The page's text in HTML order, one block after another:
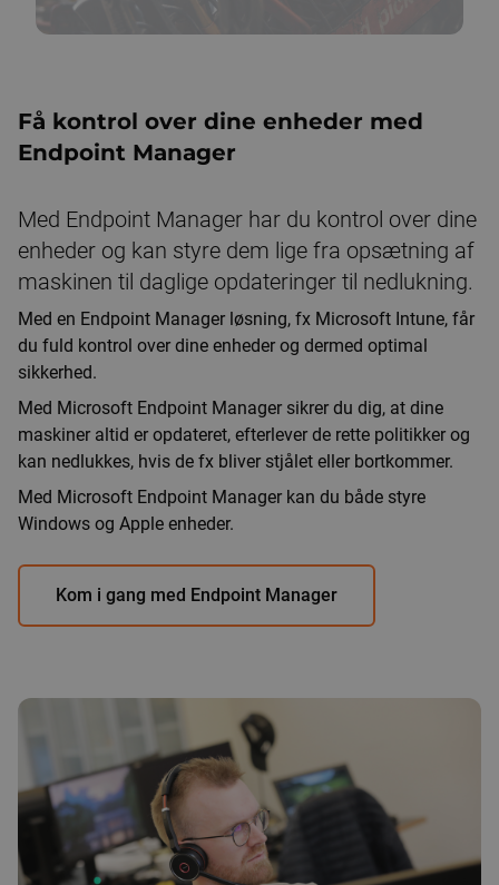
Få kontrol over dine enheder med
Endpoint Manager
Med Endpoint Manager har du kontrol over dine
enheder og kan styre dem lige fra opsætning af
maskinen til daglige opdateringer til nedlukning.
Med en Endpoint Manager løsning, fx Microsoft Intune, får
du fuld kontrol over dine enheder og dermed optimal
sikkerhed.
Med Microsoft Endpoint Manager sikrer du dig, at dine
maskiner altid er opdateret, efterlever de rette politikker og
kan nedlukkes, hvis de fx bliver stjålet eller bortkommer.
Med Microsoft Endpoint Manager kan du både styre
Windows og Apple enheder.
Kom i gang med Endpoint Manager